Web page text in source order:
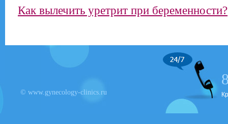
Как вылечить уретрит при беременности?
© www.gynecology-clinics.ru